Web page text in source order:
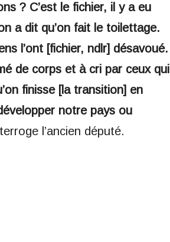
? C’est le fichier, il y a eu
a dit qu’on fait le toilettage.
l’ont [fichier, ndlr] désavoué.
de corps et à cri par ceux qui
finisse [la transition] en
notre pays ou
l’ancien député.